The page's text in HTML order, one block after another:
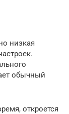
низкая
обычный
откроется